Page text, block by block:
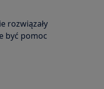
rozwiązały
być pomoc